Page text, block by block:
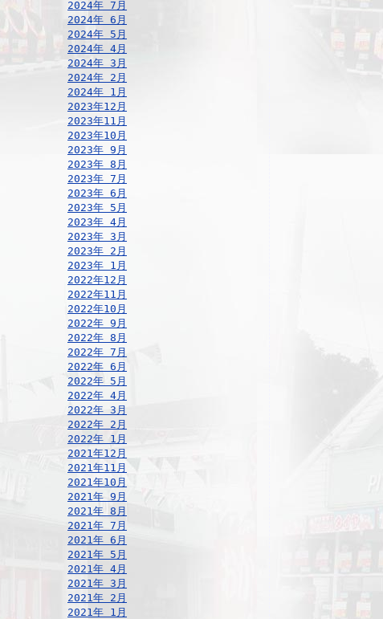
2024年 7月
2024年 6月
2024年 5月
2024年 4月
2024年 3月
2024年 2月
2024年 1月
2023年12月
2023年11月
2023年10月
2023年 9月
2023年 8月
2023年 7月
2023年 6月
2023年 5月
2023年 4月
2023年 3月
2023年 2月
2023年 1月
2022年12月
2022年11月
2022年10月
2022年 9月
2022年 8月
2022年 7月
2022年 6月
2022年 5月
2022年 4月
2022年 3月
2022年 2月
2022年 1月
2021年12月
2021年11月
2021年10月
2021年 9月
2021年 8月
2021年 7月
2021年 6月
2021年 5月
2021年 4月
2021年 3月
2021年 2月
2021年 1月